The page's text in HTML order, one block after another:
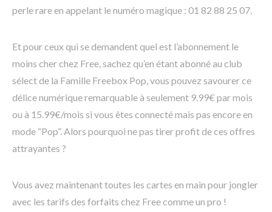
perle rare en appelant le numéro magique : 01 82 88 25 07.
Et pour ceux qui se demandent quel est l’abonnement le
moins cher chez Free, sachez qu’en étant abonné au club
sélect de la Famille Freebox Pop, vous pouvez savourer ce
délice numérique remarquable à seulement 9.99€ par mois
ou à 15.99€/mois si vous êtes connecté mais pas encore en
mode “Pop”. Alors pourquoi ne pas tirer profit de ces offres
attrayantes ?
Vous avez maintenant toutes les cartes en main pour jongler
avec les tarifs des forfaits chez Free comme un pro !